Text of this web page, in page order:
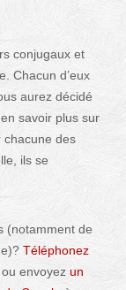
conjugaux et
Chacun d’eux
aurez décidé
en savoir plus sur
chacune des
ils se
(notamment de
Téléphonez
envoyez un